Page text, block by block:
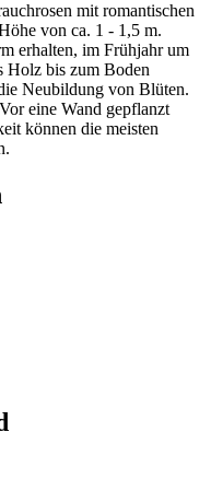
mit romantischen
von ca. 1 - 1,5 m.
erhalten, im Frühjahr um
Holz bis zum Boden
Neubildung von Blüten.
eine Wand gepflanzt
können die meisten